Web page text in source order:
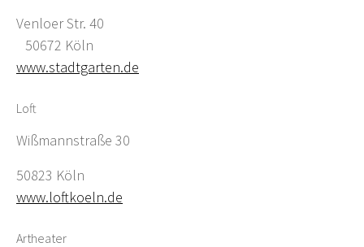
Venloer Str. 40
50672 Köln
www.stadtgarten.de
Loft
Wißmannstraße 30
50823 Köln
www.loftkoeln.de
Artheater